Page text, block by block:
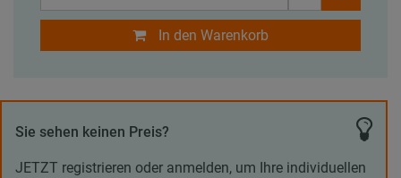
In den Warenkorb
Sie sehen keinen Preis?
JETZT registrieren oder anmelden, um Ihre individuellen